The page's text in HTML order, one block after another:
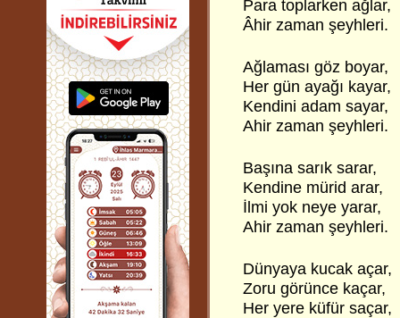
Para toplarken ağlar,
Âhir zaman şeyhleri.
Ağlaması göz boyar,
Her gün ayağı kayar,
Kendini adam sayar,
Ahir zaman şeyhleri.
Başına sarık sarar,
Kendine mürid arar,
İlmi yok neye yarar,
Ahir zaman şeyhleri.
Dünyaya kucak açar,
Zoru görünce kaçar,
Her yere küfür saçar,